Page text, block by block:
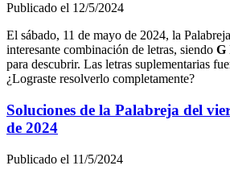
Publicado el 12/5/2024
El sábado, 11 de mayo de 2024, la
interesante combinación de letras, siendo G
para descubrir. Las letras suplementarias
¿Lograste resolverlo completamente?
Soluciones de la Palabreja del
de 2024
Publicado el 11/5/2024